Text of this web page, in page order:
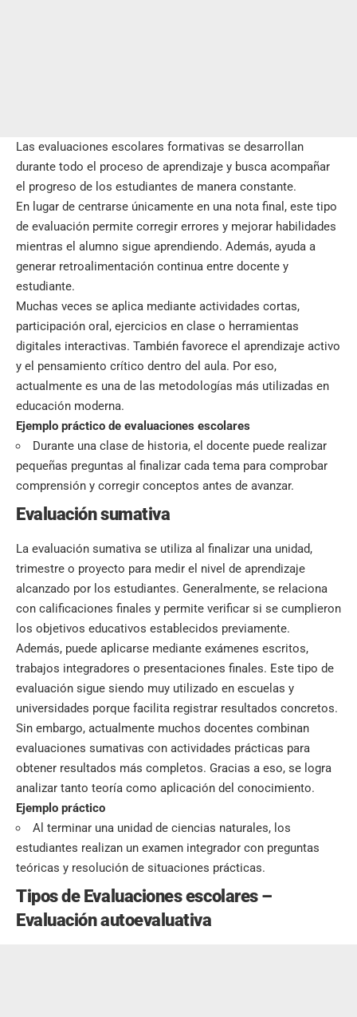
Las evaluaciones escolares formativas se desarrollan
durante todo el proceso de aprendizaje y busca acompañar
el progreso de los estudiantes de manera constante.
En lugar de centrarse únicamente en una nota final, este tipo
de evaluación permite corregir errores y mejorar habilidades
mientras el alumno sigue aprendiendo. Además, ayuda a
generar retroalimentación continua entre docente y
estudiante.
Muchas veces se aplica mediante actividades cortas,
participación oral, ejercicios en clase o herramientas
digitales interactivas. También favorece el aprendizaje activo
y el pensamiento crítico dentro del aula. Por eso,
actualmente es una de las metodologías más utilizadas en
educación moderna.
Ejemplo práctico de evaluaciones escolares
Durante una clase de historia, el docente puede realizar
pequeñas preguntas al finalizar cada tema para comprobar
comprensión y corregir conceptos antes de avanzar.
Evaluación sumativa
La evaluación sumativa se utiliza al finalizar una unidad,
trimestre o proyecto para medir el nivel de aprendizaje
alcanzado por los estudiantes. Generalmente, se relaciona
con calificaciones finales y permite verificar si se cumplieron
los objetivos educativos establecidos previamente.
Además, puede aplicarse mediante exámenes escritos,
trabajos integradores o presentaciones finales. Este tipo de
evaluación sigue siendo muy utilizado en escuelas y
universidades porque facilita registrar resultados concretos.
Sin embargo, actualmente muchos docentes combinan
evaluaciones sumativas con actividades prácticas para
obtener resultados más completos. Gracias a eso, se logra
analizar tanto teoría como aplicación del conocimiento.
Ejemplo práctico
Al terminar una unidad de ciencias naturales, los
estudiantes realizan un examen integrador con preguntas
teóricas y resolución de situaciones prácticas.
Tipos de Evaluaciones escolares –
Evaluación autoevaluativa